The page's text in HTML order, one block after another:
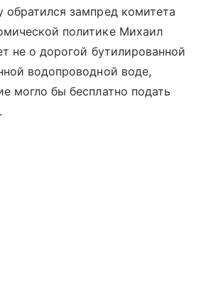
обратился зампред комитета
политике Михаил
не о дорогой бутилированной
водопроводной воде,
могло бы бесплатно подать